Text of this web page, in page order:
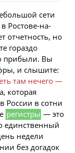
сети
Ростове-на-
отчетность, но
гораздо
прибыли. Вы
и слышите:
там нечего —
которая
России в сотни
регистры — это
единственный
недели
без догадок